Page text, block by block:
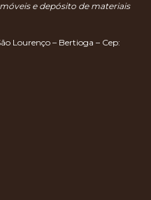
e depósito de materiais
Lourenço – Bertioga – Cep: